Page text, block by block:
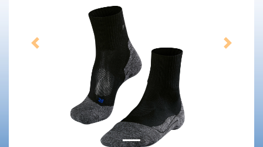
Previous Next